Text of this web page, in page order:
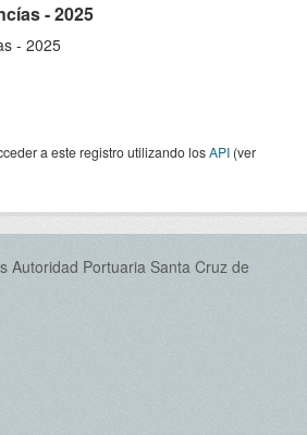
- 2025
- 2025
a este registro utilizando losAPI (ver
Autoridad Portuaria Santa Cruz de